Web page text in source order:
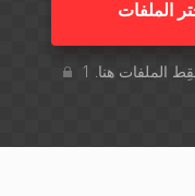
الملفات